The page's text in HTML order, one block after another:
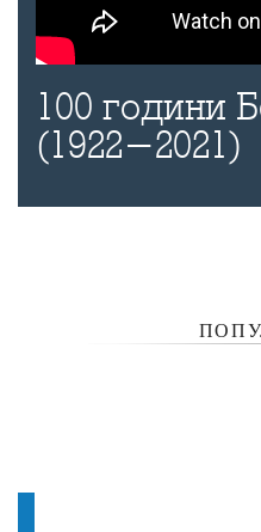
100 години
(1922-2021)